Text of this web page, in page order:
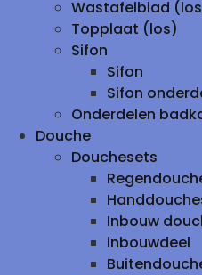
Wastafelblad
Topplaat (los)
Sifon
Sifon
Sifon
Onderdelen
Douche
Douchesets
Inbouw
inbouwdeel